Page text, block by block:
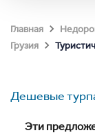
Главная
Грузия
Дешевые
Эти